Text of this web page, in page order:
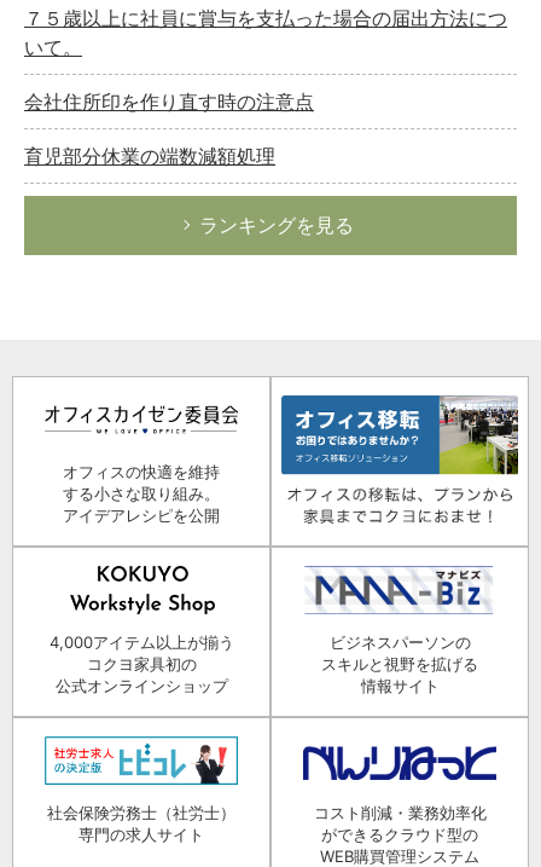
７５歳以上に社員に賞与を支払った場合の届出方法につ
いて。
会社住所印を作り直す時の注意点
育児部分休業の端数減額処理
ランキングを見る
オフィスの快適を維持
する小さな取り組み。
アイデアレシピを公開
4,000アイテム以上が揃う
コクヨ家具初の
公式オンラインショップ
ビジネスパーソンの
スキルと視野を拡げる
情報サイト
社会保険労務士（社労士）
専門の求人サイト
コスト削減・業務効率化
ができるクラウド型の
WEB購買管理システム